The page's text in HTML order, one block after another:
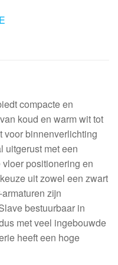
compacte en
koud en warm wit tot
voor binnenverlichting
uitgerust met een
positionering en
uit zowel een zwart
zijn
bestuurbaar in
met veel ingebouwde
heeft een hoge